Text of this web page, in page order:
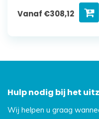
Vanaf €308,12
Hulp nodig bij het
Wij helpen u graag